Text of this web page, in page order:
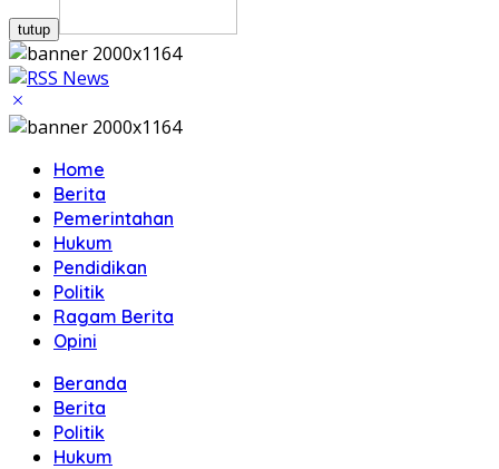
tutup
Home
Berita
Pemerintahan
Hukum
Pendidikan
Politik
Ragam Berita
Opini
Beranda
Berita
Politik
Hukum